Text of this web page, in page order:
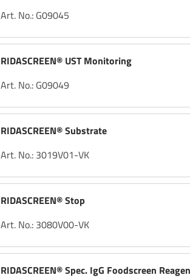
Art. No.: G09045
RIDASCREEN® UST Monitoring
Art. No.: G09049
RIDASCREEN® Substrate
Art. No.: 3019V01-VK
RIDASCREEN® Stop
Art. No.: 3080V00-VK
RIDASCREEN® Spec. IgG Foodscreen